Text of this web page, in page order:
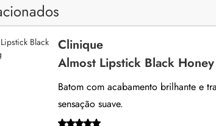
Clinique
Almost Lipstick Black
Batom com acabamento brilhante e
sensação suave.